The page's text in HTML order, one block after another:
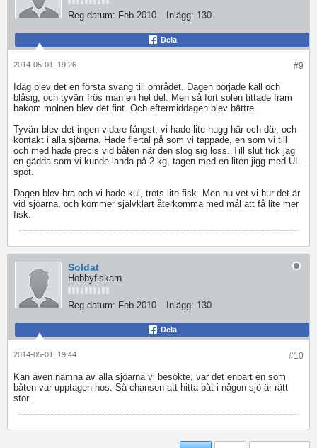
Reg.datum: Feb 2010 Inlägg: 130
Dela
#9
2014-05-01, 19:26
Idag blev det en första sväng till området. Dagen började kall och
blåsig, och tyvärr frös man en hel del. Men så fort solen tittade fram
bakom molnen blev det fint. Och eftermiddagen blev bättre.
Tyvärr blev det ingen vidare fångst, vi hade lite hugg här och där, och
kontakt i alla sjöarna. Hade flertal på som vi tappade, en som vi till
och med hade precis vid båten när den slog sig loss. Till slut fick jag
en gädda som vi kunde landa på 2 kg, tagen med en liten jigg med UL-
spöt.
Dagen blev bra och vi hade kul, trots lite fisk. Men nu vet vi hur det är
vid sjöarna, och kommer självklart återkomma med mål att få lite mer
fisk.
Soldat
Hobbyfiskarn
Reg.datum: Feb 2010 Inlägg: 130
Dela
#10
2014-05-01, 19:44
Kan även nämna av alla sjöarna vi besökte, var det enbart en som
båten var upptagen hos. Så chansen att hitta båt i någon sjö är rätt
stor.